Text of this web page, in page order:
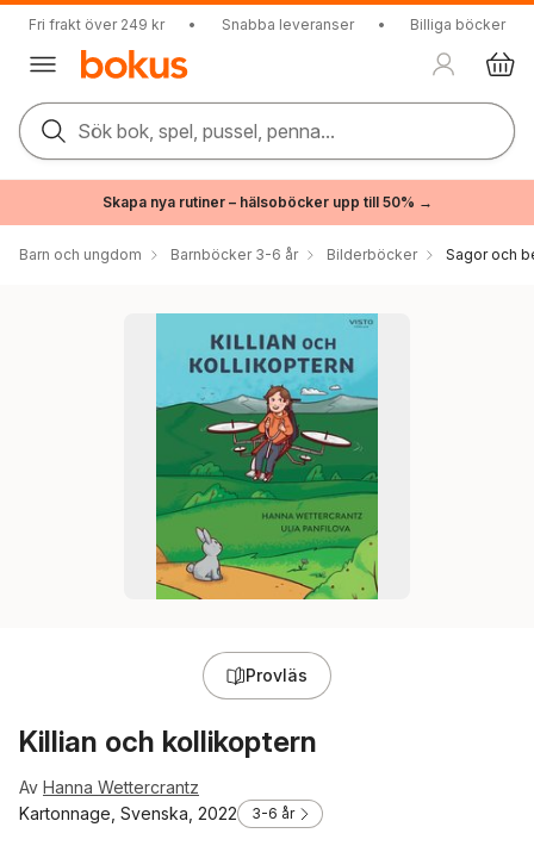
Fri frakt över 249 kr • Snabba leveranser • Billiga böcker
Sök bok, spel, pussel, penna...
Skapa nya rutiner – hälsoböcker upp till 50% →
Barn och ungdom Barnböcker 3-6 år Bilderböcker Sagor och
Provläs
Killian och kollikoptern
Av Hanna Wettercrantz
Kartonnage, Svenska, 2022
3-6 år